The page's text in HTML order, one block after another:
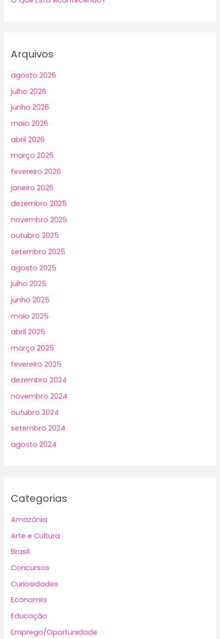
Arquivos
agosto 2026
julho 2026
junho 2026
maio 2026
abril 2026
março 2026
fevereiro 2026
janeiro 2026
dezembro 2025
novembro 2025
outubro 2025
setembro 2025
agosto 2025
julho 2025
junho 2025
maio 2025
abril 2025
março 2025
fevereiro 2025
dezembro 2024
novembro 2024
outubro 2024
setembro 2024
agosto 2024
Categorias
Amazônia
Arte e Cultura
Brasil
Concursos
Curiosidades
Economia
Educação
Emprego/Oportunidade